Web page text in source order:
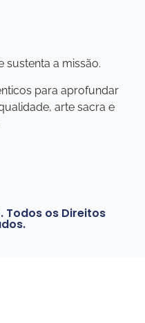
sustenta a missão.
para aprofundar
arte sacra e
Todos os Direitos